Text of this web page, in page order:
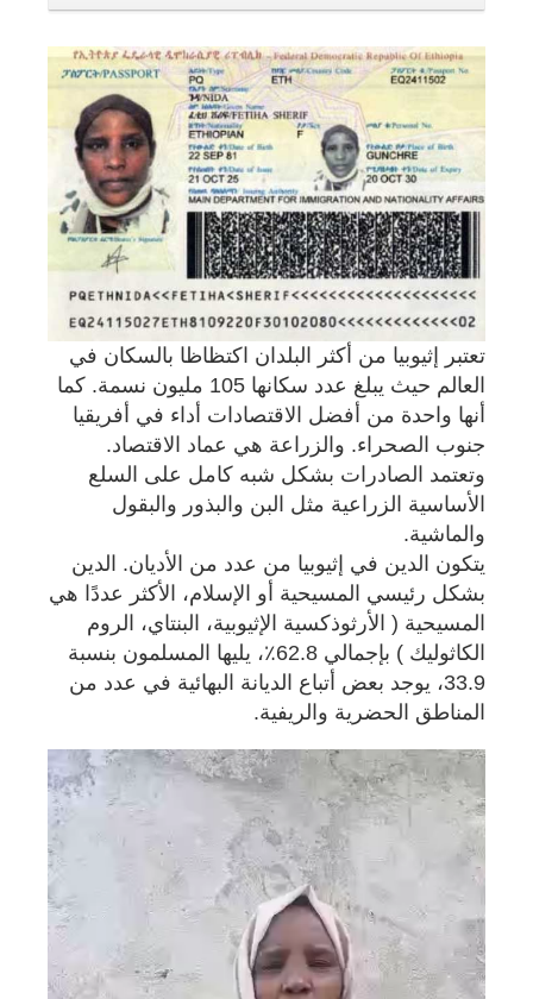
تعتبر إثيوبيا من أكثر البلدان اكتظاظا بالسكان في
العالم حيث يبلغ عدد سكانها 105 مليون نسمة. كما
أنها واحدة من أفضل الاقتصادات أداء في أفريقيا
جنوب الصحراء. والزراعة هي عماد الاقتصاد.
وتعتمد الصادرات بشكل شبه كامل على السلع
الأساسية الزراعية مثل البن والبذور والبقول
والماشية.
يتكون الدين في إثيوبيا من عدد من الأديان. الدين
بشكل رئيسي المسيحية أو الإسلام، الأكثر عددًا هي
المسيحية ( الأرثوذكسية الإثيوبية، البنتاي، الروم
الكاثوليك ) بإجمالي 62.8٪، يليها المسلمون بنسبة
33.9، يوجد بعض أتباع الديانة البهائية في عدد من
المناطق الحضرية والريفية.